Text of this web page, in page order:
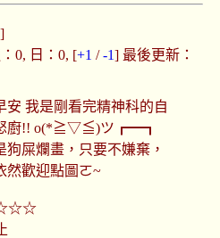
]
0, 日：0, [+1 /-1] 最後更新：
安 我是剛看完精神科的自
廚!! o(*≧▽≦)ツ┏━┓
狗屎爛畫，只要不嫌棄，
然歡迎點圖ㄛ~
☆☆☆